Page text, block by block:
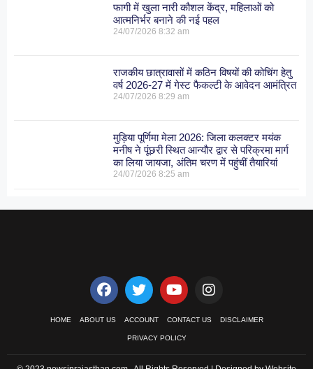
फागी में खुला नारी कौशल केंद्र, महिलाओं को
आत्मनिर्भर बनाने की नई पहल
24/07/20268:32 am
राजकीय छात्रावासों में कठिन विषयों की कोचिंग हेतु
वर्ष 2026-27 में गेस्ट फैकल्टी के आवेदन आमंत्रित
24/07/20268:29 am
मुड़िया पूर्णिमा मेला 2026: जिला कलक्टर मयंक
मनीष ने पूंछरी स्थित आन्यौर द्वार से परिक्रमा मार्ग
का लिया जायजा, अंतिम चरण में पहुंचीं तैयारियां
24/07/20268:25 am
HOME ABOUT US ACCOUNT CONTACT US DISCLAIMER
PRIVACY POLICY